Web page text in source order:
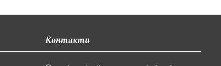
Контакти